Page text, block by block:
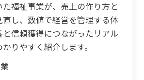
福祉事業が、売上の作り方と
直し、数値で経営を管理する体
信頼獲得につながったリアル
りやすく紹介します。